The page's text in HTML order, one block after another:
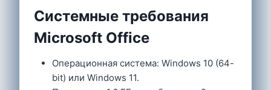
Системные требования
Microsoft Office
Операционная система: Windows 10 (64-
bit) или Windows 11.